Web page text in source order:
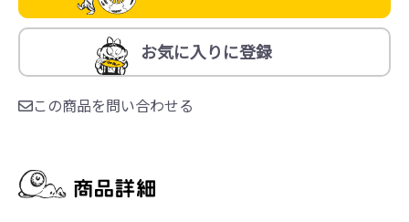
お気に入りに登録
この商品を問い合わせる